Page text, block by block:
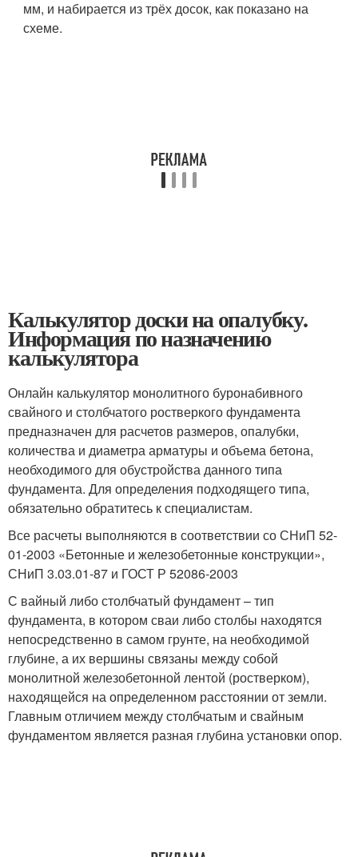
мм, и набирается из трёх досок, как показано на
схеме.
Калькулятор доски на опалубку.
Информация по назначению
калькулятора
Онлайн калькулятор монолитного буронабивного
свайного и столбчатого ростверкого фундамента
предназначен для расчетов размеров, опалубки,
количества и диаметра арматуры и объема бетона,
необходимого для обустройства данного типа
фундамента. Для определения подходящего типа,
обязательно обратитесь к специалистам.
Все расчеты выполняются в соответствии со СНиП 52-
01-2003 «Бетонные и железобетонные конструкции»,
СНиП 3.03.01-87 и ГОСТ Р 52086-2003
С вайный либо столбчатый фундамент – тип
фундамента, в котором сваи либо столбы находятся
непосредственно в самом грунте, на необходимой
глубине, а их вершины связаны между собой
монолитной железобетонной лентой (ростверком),
находящейся на определенном расстоянии от земли.
Главным отличием между столбчатым и свайным
фундаментом является разная глубина установки опор.